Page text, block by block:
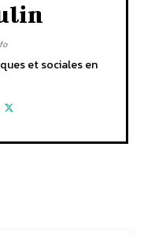
et sociales en